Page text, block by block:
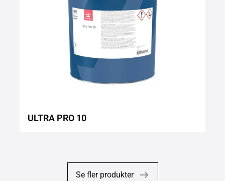
ULTRA PRO 10
Se fler produkter